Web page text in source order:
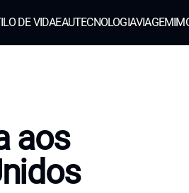
DE VIDAEAUTECNOLOGIAVIAGEM
aos